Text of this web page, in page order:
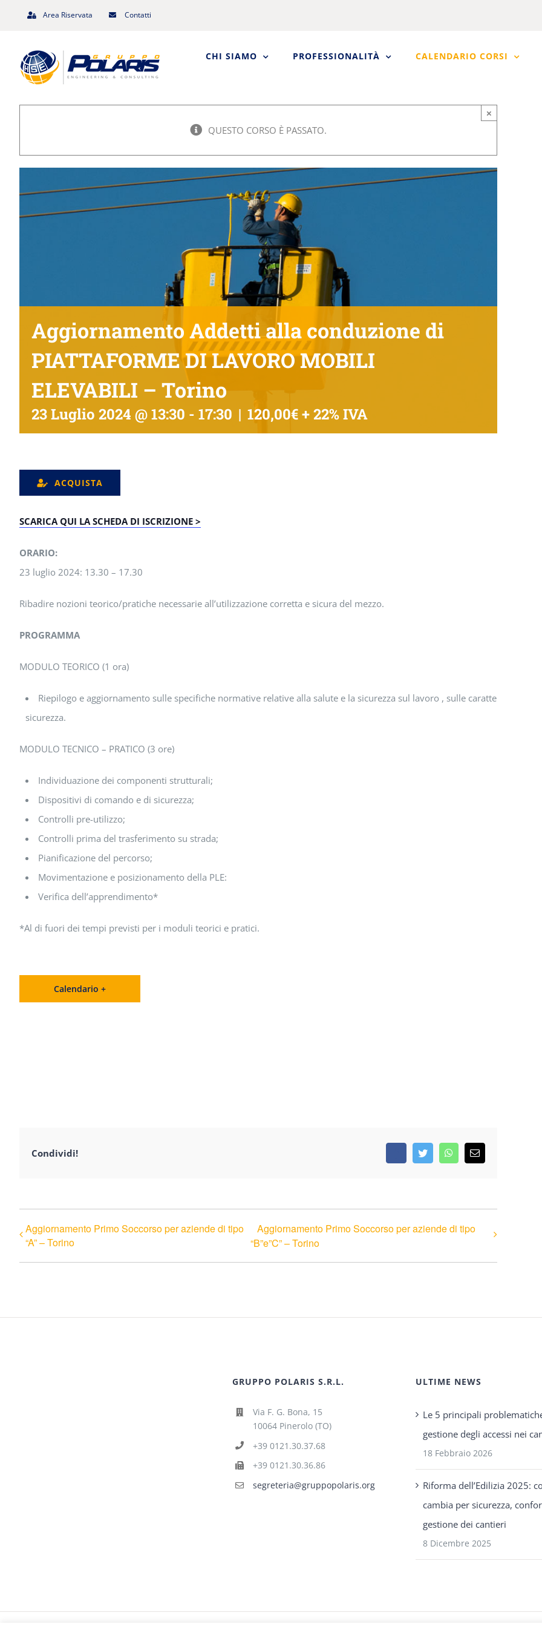
contenuto
Area Riservata Contatti
CHI SIAMO PROFESSIONALITÀ CALENDARIO CORSI
QUESTO CORSO È PASSATO.
×
Aggiornamento Addetti alla conduzione di
PIATTAFORME DI LAVORO MOBILI
ELEVABILI – Torino
23 Luglio 2024 @ 13:30 - 17:30 | 120,00€ + 22% IVA
ACQUISTA
SCARICA QUI LA SCHEDA DI ISCRIZIONE >
ORARIO:
23 luglio 2024: 13.30 – 17.30
Ribadire nozioni teorico/pratiche necessarie all’utilizzazione corretta e sicura del mezzo.
PROGRAMMA
MODULO TEORICO (1 ora)
Riepilogo e aggiornamento sulle specifiche normative relative alla salute e la sicurezza sul lavoro , sulle caratteristiche
sicurezza.
MODULO TECNICO – PRATICO (3 ore)
Individuazione dei componenti strutturali;
Dispositivi di comando e di sicurezza;
Controlli pre-utilizzo;
Controlli prima del trasferimento su strada;
Pianificazione del percorso;
Movimentazione e posizionamento della PLE:
Verifica dell’apprendimento*
*Al di fuori dei tempi previsti per i moduli teorici e pratici.
Calendario +
Condividi! FacebookTwitterWhatsApp
Email
Aggiornamento Primo Soccorso per aziende di tipo
“A” – Torino
Aggiornamento Primo Soccorso per aziende di tipo
“B”e”C” – Torino
GRUPPO POLARIS S.R.L.
Via F. G. Bona, 15
10064 Pinerolo (TO)
+39 0121.30.37.68
+39 0121.30.36.86
segreteria@gruppopolaris.org
ULTIME NEWS
Le 5 principali
gestione degli accessi nei
18 Febbraio 2026
Riforma dell’Edilizia 2025:
cambia per sicurezza,
gestione dei cantieri
8 Dicembre 2025